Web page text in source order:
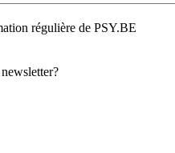
régulière de PSY.BE